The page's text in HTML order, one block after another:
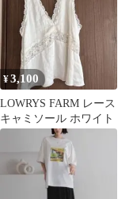
¥3,100
LOWRYS FARM レース
キャミソール ホワイト